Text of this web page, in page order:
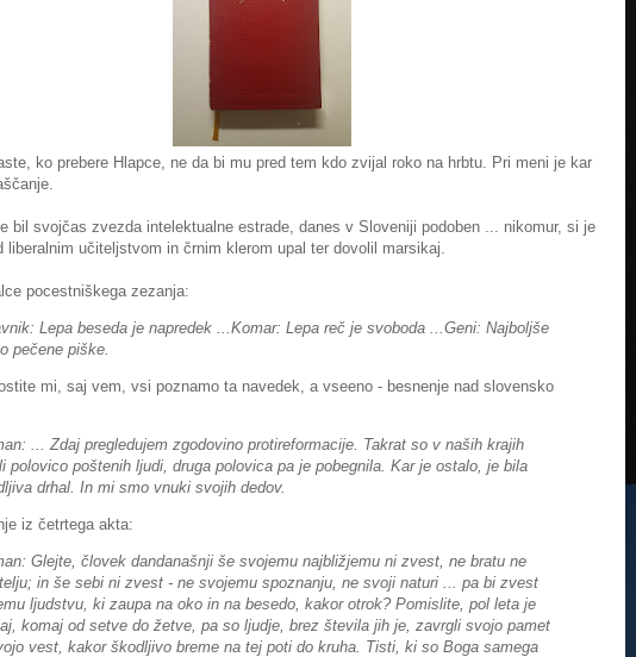
ko prebere Hlapce, ne da bi mu pred tem kdo zvijal roko na hrbtu. Pri meni je kar
bil svojčas zvezda intelektualne estrade, danes v Sloveniji podoben ... nikomur, si je
liberalnim učiteljstvom in črnim klerom upal ter dovolil marsikaj.
pocestniškega zezanja:
Lepa beseda je napredek ...Komar: Lepa reč je svoboda ...Geni: Najboljše
pečene piške.
mi, saj vem, vsi poznamo ta navedek, a vseeno - besnenje nad slovensko
... Zdaj pregledujem zgodovino protireformacije. Takrat so v naših krajih
polovico poštenih ljudi, druga polovica pa je pobegnila. Kar je ostalo, je bila
drhal. In mi smo vnuki svojih dedov.
iz četrtega akta:
Glejte, človek dandanašnji še svojemu najbližjemu ni zvest, ne bratu ne
in še sebi ni zvest - ne svojemu spoznanju, ne svoji naturi ... pa bi zvest
ljudstvu, ki zaupa na oko in na besedo, kakor otrok? Pomislite, pol leta je
komaj od setve do žetve, pa so ljudje, brez števila jih je, zavrgli svojo pamet
vest, kakor škodljivo breme na tej poti do kruha. Tisti, ki so Boga samega